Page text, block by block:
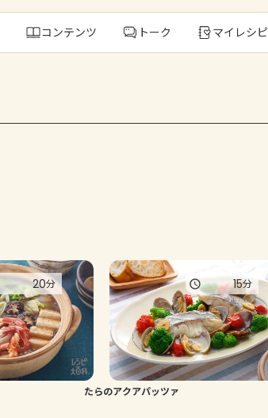
コンテンツ トーク マイレシピ
20分
たらのアクアパッツァ
15分